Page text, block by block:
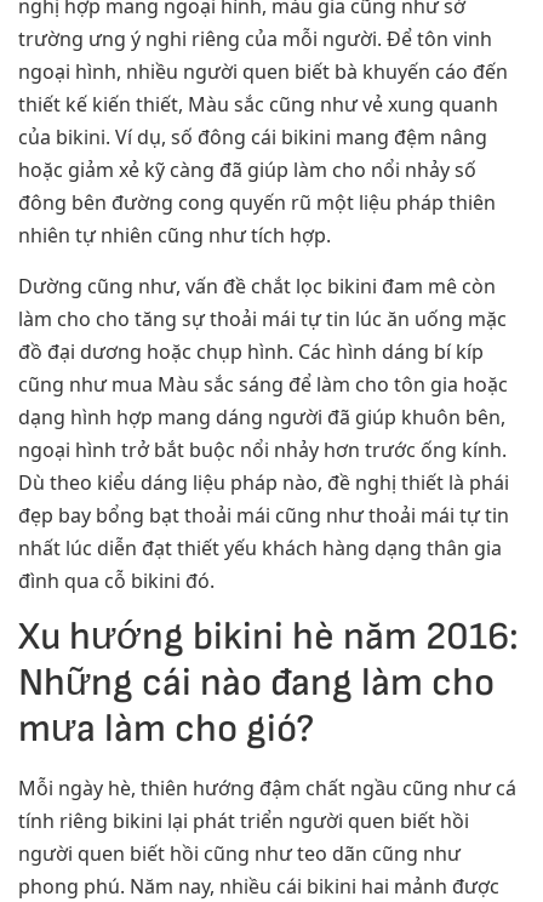
nghị hợp mang ngoại hình, màu gia cũng như sở
trường ưng ý nghi riêng của mỗi người. Để tôn vinh
ngoại hình, nhiều người quen biết bà khuyến cáo đến
thiết kế kiến thiết, Màu sắc cũng như vẻ xung quanh
của bikini. Ví dụ, số đông cái bikini mang đệm nâng
hoặc giảm xẻ kỹ càng đã giúp làm cho nổi nhảy số
đông bên đường cong quyến rũ một liệu pháp thiên
nhiên tự nhiên cũng như tích hợp.
Dường cũng như, vấn đề chắt lọc bikini đam mê còn
làm cho cho tăng sự thoải mái tự tin lúc ăn uống mặc
đồ đại dương hoặc chụp hình. Các hình dáng bí kíp
cũng như mua Màu sắc sáng để làm cho tôn gia hoặc
dạng hình hợp mang dáng người đã giúp khuôn bên,
ngoại hình trở bắt buộc nổi nhảy hơn trước ống kính.
Dù theo kiểu dáng liệu pháp nào, đề nghị thiết là phái
đẹp bay bổng bạt thoải mái cũng như thoải mái tự tin
nhất lúc diễn đạt thiết yếu khách hàng dạng thân gia
đình qua cỗ bikini đó.
Xu hướng bikini hè năm 2016:
Những cái nào đang làm cho
mưa làm cho gió?
Mỗi ngày hè, thiên hướng đậm chất ngầu cũng như cá
tính riêng bikini lại phát triển người quen biết hồi
người quen biết hồi cũng như teo dãn cũng như
phong phú. Năm nay, nhiều cái bikini hai mảnh được